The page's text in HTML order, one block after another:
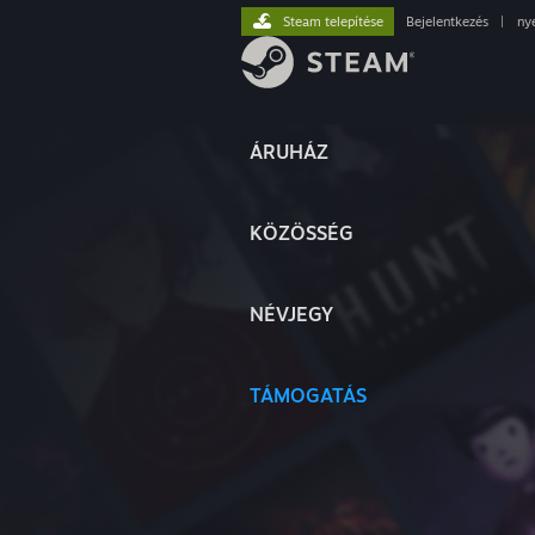
ÁRUHÁZ
KÖZÖSSÉG
NÉVJEGY
TÁMOGATÁS
Steam telepítése Bejelentkezés